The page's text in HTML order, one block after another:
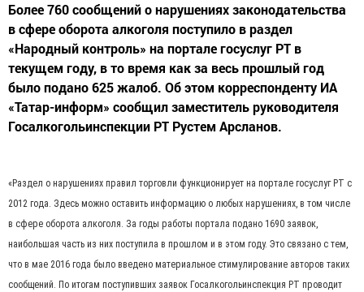
Более 760 сообщений о нарушениях законодательства
в сфере оборота алкоголя поступило в раздел
«Народный контроль» на портале госуслуг РТ в
текущем году, в то время как за весь прошлый год
было подано 625 жалоб. Об этом корреспонденту ИА
«Татар-информ» сообщил заместитель руководителя
Госалкогольинспекции РТ Рустем Арсланов.
«Раздел о нарушениях правил торговли функционирует на портале госуслуг РТ с
2012 года. Здесь можно оставить информацию о любых нарушениях, в том числе
в сфере оборота алкоголя. За годы работы портала подано 1690 заявок,
наибольшая часть из них поступила в прошлом и в этом году. Это связано с тем,
что в мае 2016 года было введено материальное стимулирование авторов таких
сообщений. По итогам поступивших заявок Госалкогольинспекция РТ проводит